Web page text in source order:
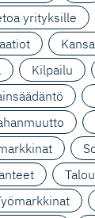
yrityksille
Kilpailu